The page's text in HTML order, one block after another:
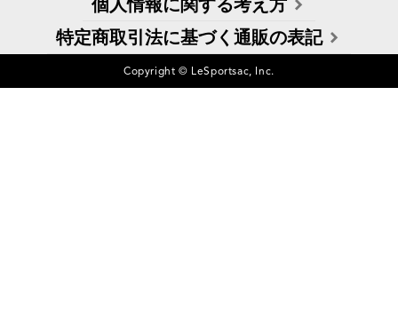
個人情報に関する考え方
特定商取引法に基づく通販の表記
Copyright © LeSportsac, Inc.